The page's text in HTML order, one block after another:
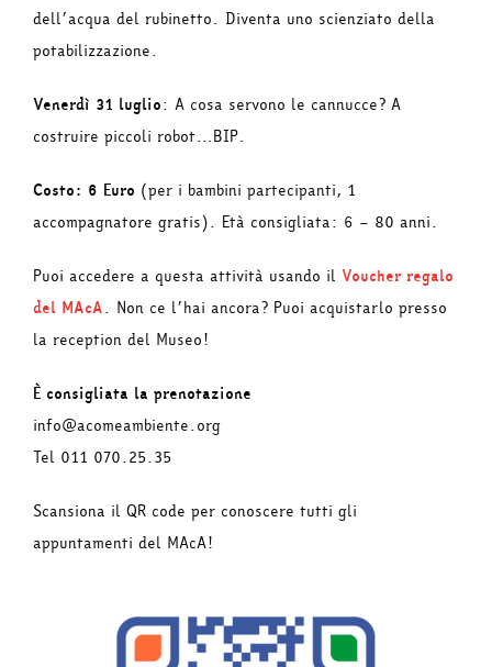
dell’acqua del rubinetto. Diventa uno scienziato della
potabilizzazione.
Venerdì 31 luglio: A cosa servono le cannucce? A
costruire piccoli robot…BIP.
Costo: 6 Euro (per i bambini partecipanti, 1
accompagnatore gratis). Età consigliata: 6 – 80 anni.
Puoi accedere a questa attività usando il Voucher regalo
del MAcA. Non ce l’hai ancora? Puoi acquistarlo presso
la reception del Museo!
È consigliata la prenotazione
info@acomeambiente.org
Tel 011 070.25.35
Scansiona il QR code per conoscere tutti gli
appuntamenti del MAcA!